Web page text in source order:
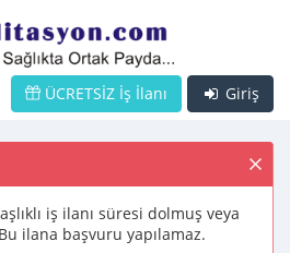
Giriş
ÜCRETSİZ İş İlanı
iş ilanı süresi dolmuş veya
ilana başvuru yapılamaz.